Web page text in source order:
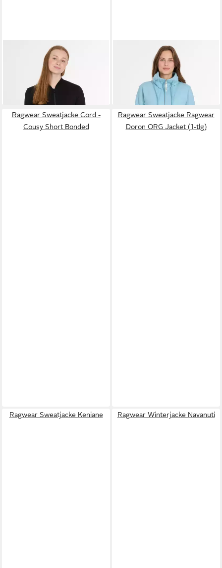
Sweatjacke
KENIANE mit Reißverschluss,
aus Sweatware,
figurumspielende Passform,
Langarm
Sweatjacke
ab 66,99 €
Ragwear Sweatjacke Cord -
Cousy Short Bonded
Ragwear Sweatjacke Ragwear
Doron ORG Jacket (1-tlg)
Ragwear Sweatjacke Keniane Ragwear Winterjacke Navanuti